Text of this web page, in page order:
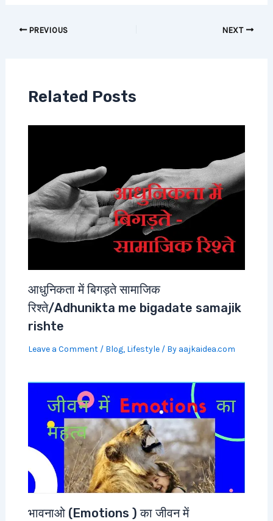
PREVIOUS NEXT
Related Posts
आधुनिकता में बिगड़ते सामाजिक
रिश्ते/Adhunikta me bigadate samajik
rishte
Leave a Comment / Blog, Lifestyle/ By aajkaidea.com
भावनाओ (Emotions ) का जीवन में